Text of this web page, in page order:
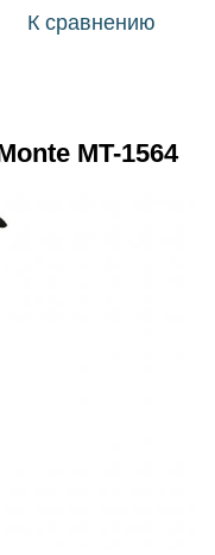
К сравнению
MT-1564